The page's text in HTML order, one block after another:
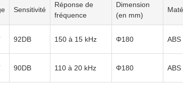
Sensitivité
Réponse de
fréquence
Dimension
(en mm)
92DB 150 à 15 kHz Φ180 ABS
90DB 110 à 20 kHz Φ180 ABS